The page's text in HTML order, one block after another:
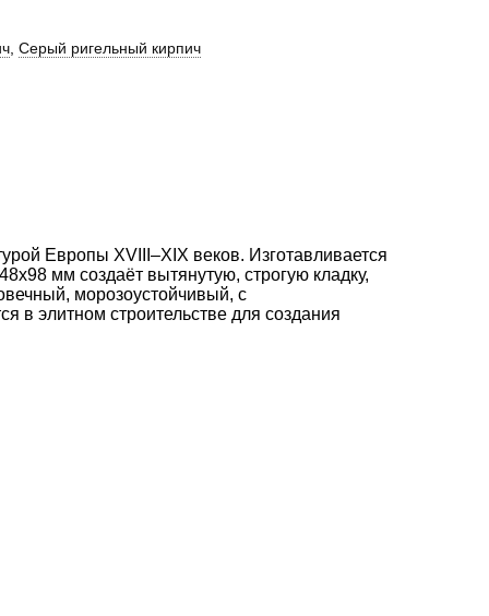
Серый ригельный кирпич
Европы XVIII–XIX веков. Изготавливается
мм создаёт вытянутую, строгую кладку,
морозоустойчивый, с
в элитном строительстве для создания